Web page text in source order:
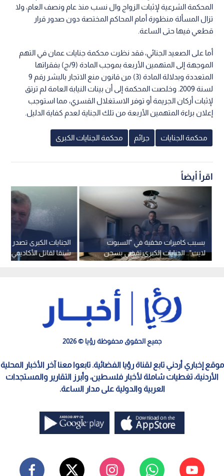
المحكمة الشرعية لإثبات الزواج وال نسب منذ عام ونصف العام، ولا
تزال المسألة منظورة أمام المحاكم المختصة دون صدور قرار
قطعي فيها حتى الساعة.
أما على الصعيد الجنائي، فقد نظرت محكمة جنايات عمان في التهم
الموجهة إلى المتهمين الأربعة بموجب المادة (9/ج) بفقراتها
المتعددة وبدلالة المادة (3) من قانون منع الاتجار بالبشر رقم 9
لسنة 2009. وخلصت المحكمة إلى أن بينات النيابة العامة لم ترتق
لإثبات أركان الجريمة أو توفر الاستغلال القسري، مما استوجب
إعلان براءة المتهمين الأربعة من تلك الجناية لعدم كفاية الدليل.
محكمة الجنايات جرائم محكمة الجنايات الكبرى
اقرأ أيضاً
الجنايات الكبرى تصدر
شنقا لقاتل الأكاديمي
بسبب كاميرات مخفية في "السبوت
لايت".. الجنايات الكبرى تقضي بسجن
مالك شاليه في دير علا
جميع الحقوق محفوظة رؤيا © 2026
موقع إخباري أردني تابع لقناة رؤيا الفضائية. تابعوا معنا آخر الأخبار المحلية
الأردنية، تغطيات شاملة لأخبار فلسطين، وأبرز التقارير والمستجدات
العربية والدولية على مدار الساعة.